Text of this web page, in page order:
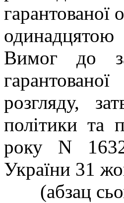
гарантованої
Вимог до
розгляду,
політики та
року N
України 31
(абзац